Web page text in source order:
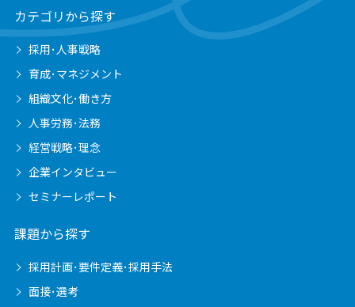
カテゴリから探す
採用･人事戦略
育成･マネジメント
組織文化･働き方
人事労務･法務
経営戦略･理念
企業インタビュー
セミナーレポート
課題から探す
採用計画･要件定義･採用手法
面接･選考